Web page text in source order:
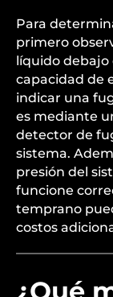
Para
primero
líquido debajo
capacidad de
indicar una
es mediante
detector de
sistema.
presión del
funcione
temprano
costos